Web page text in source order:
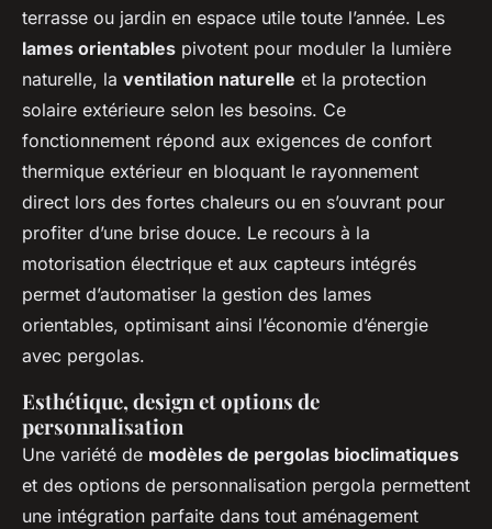
terrasse ou jardin en espace utile toute l’année. Les
lames orientables pivotent pour moduler la lumière
naturelle, la ventilation naturelle et la protection
solaire extérieure selon les besoins. Ce
fonctionnement répond aux exigences de confort
thermique extérieur en bloquant le rayonnement
direct lors des fortes chaleurs ou en s’ouvrant pour
profiter d’une brise douce. Le recours à la
motorisation électrique et aux capteurs intégrés
permet d’automatiser la gestion des lames
orientables, optimisant ainsi l’économie d’énergie
avec pergolas.
Esthétique, design et options de
personnalisation
Une variété de modèles de pergolas bioclimatiques
et des options de personnalisation pergola permettent
une intégration parfaite dans tout aménagement